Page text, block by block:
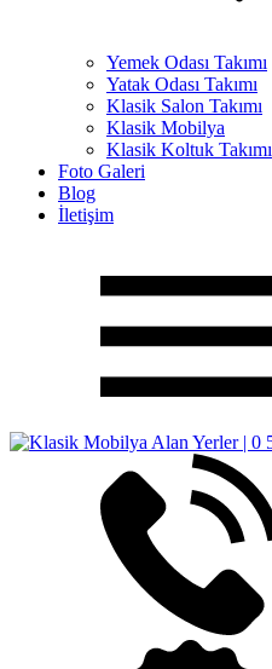
Yemek Odası Takımı
Yatak Odası Takımı
Klasik Salon Takımı
Klasik Mobilya
Klasik Koltuk Takımı
Foto Galeri
Blog
İletişim